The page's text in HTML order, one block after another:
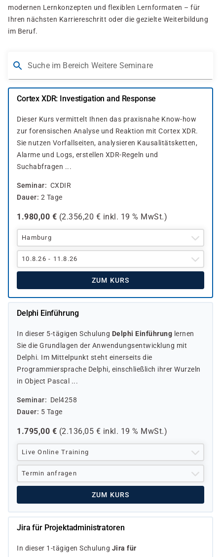
modernen Lernkonzepten und flexiblen Lernformaten – für
Ihren nächsten Karriereschritt oder die gezielte Weiterbildung
im Beruf.
Suche im Bereich Weitere Seminare
Cortex XDR: Investigation and Response
Dieser Kurs vermittelt Ihnen das praxisnahe Know-how
zur forensischen Analyse und Reaktion mit Cortex XDR.
Sie nutzen Vorfallseiten, analysieren Kausalitätsketten,
Alarme und Logs, erstellen XDR-Regeln und
Suchabfragen ...
Seminar
CXDIR
Dauer 2 Tage
1.980,00 € (2.356,20 € inkl. 19 % MwSt.)
Hamburg
10.8.26 - 11.8.26
ZUM KURS
Delphi Einführung
In dieser 5-tägigen Schulung Delphi Einführung lernen
Sie die Grundlagen der Anwendungsentwicklung mit
Delphi. Im Mittelpunkt steht einerseits die
Programmiersprache Delphi, einschließlich ihrer Wurzeln
in Object Pascal ...
Seminar
Del4258
Dauer
5 Tage
1.795,00 € (2.136,05 € inkl. 19 % MwSt.)
Live Online Training
Termin anfragen
ZUM KURS
Jira für Projektadministratoren
In dieser 1-tägigen Schulung Jira für